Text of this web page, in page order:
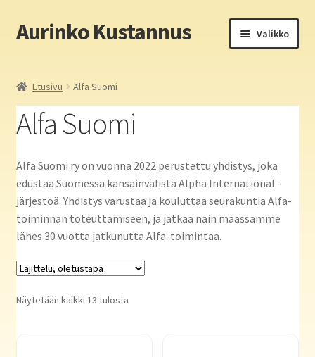
Siirry
navigointiin
Siirry
sisältöön
Aurinko Kustannus Valikko
Yritys
Yhteystiedot
Aurinko Kustannus: kirjat
Etusivu Alfa Suomi
Alfa Suomi
Alfa Suomi ry on vuonna 2022 perustettu yhdistys, joka
edustaa Suomessa kansainvälistä Alpha International -
järjestöä. Yhdistys varustaa ja kouluttaa seurakuntia Alfa-
toiminnan toteuttamiseen, ja jatkaa näin maassamme
lähes 30 vuotta jatkunutta Alfa-toimintaa.
Näytetään kaikki 13 tulosta